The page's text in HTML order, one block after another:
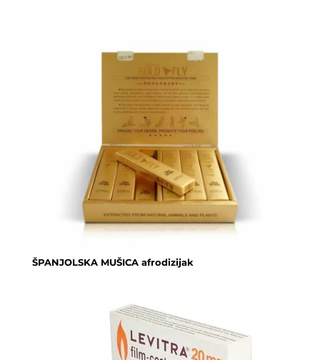
ŠPANJOLSKA MUŠICA afrodizijak